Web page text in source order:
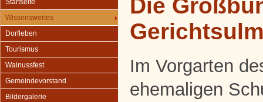
Startseite
Wissenswertes
Dorfleben
Tourismus
Walnussfest
Gemeindevorstand
Bildergalerie
Die
Im Vorgarten
ehemaligen